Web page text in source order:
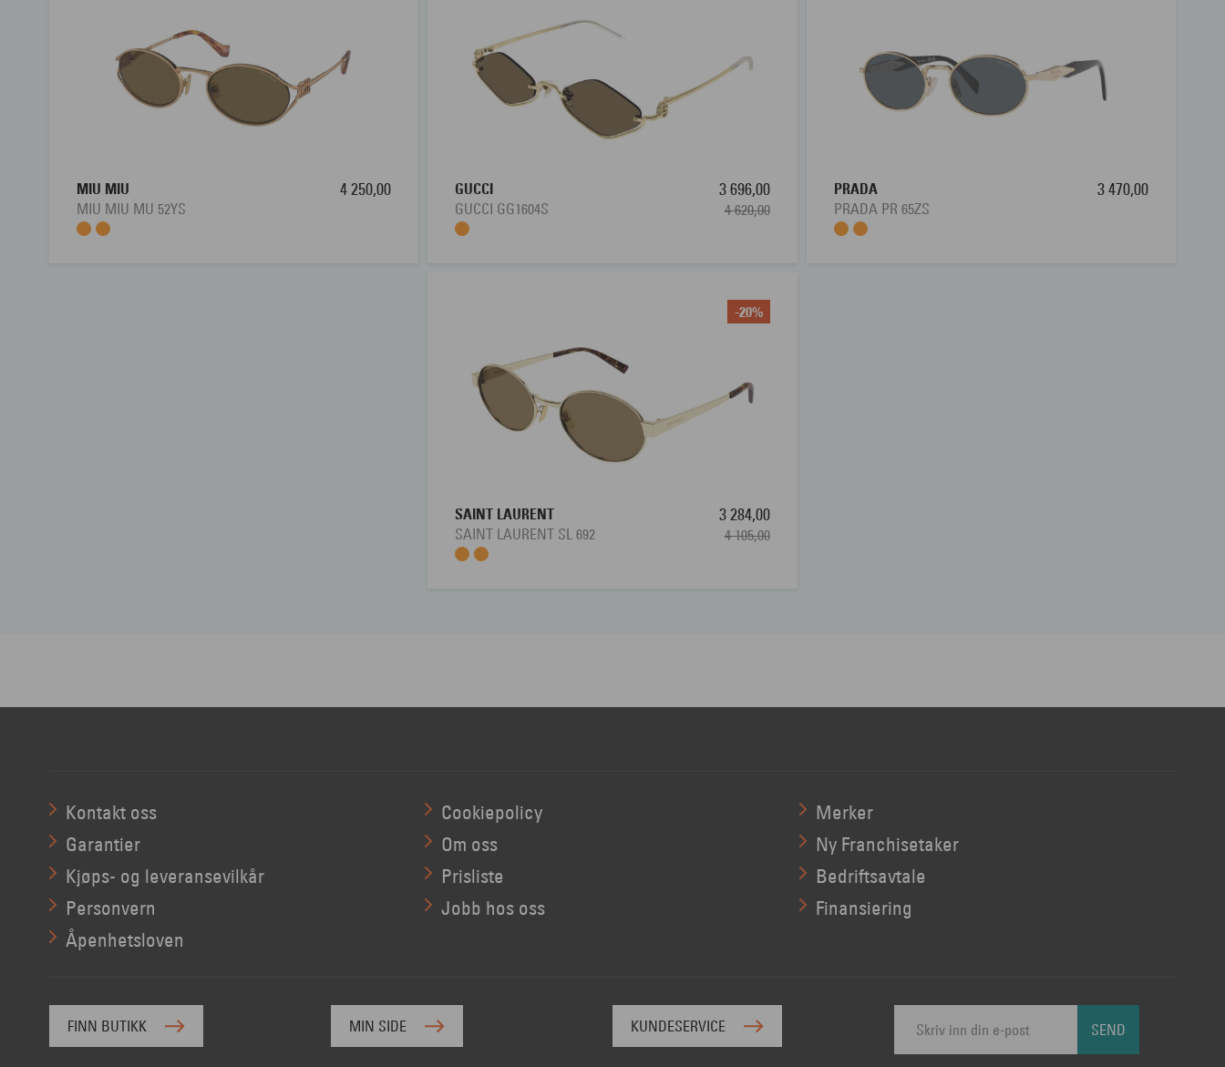
MIU MIU
MIU MIU MU 52YS
4 250,00
GUCCI
GUCCI GG1604S
3 696,00
4 620,00
PRADA
PRADA PR 65ZS
3 470,00
-20%
SAINT LAURENT
SAINT LAURENT SL 692
3 284,00
4 105,00
Kontakt oss
Garantier
Kjøps- og leveransevilkår
Personvern
Åpenhetsloven
Cookiepolicy
Om oss
Prisliste
Jobb hos oss
Merker
Ny Franchisetaker
Bedriftsavtale
Finansiering
FINN BUTIKK MIN SIDE KUNDESERVICE SEND